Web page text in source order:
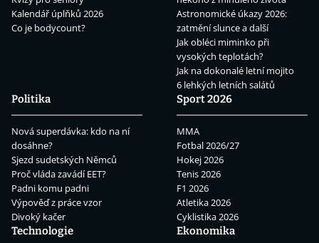
Kalendář úplňků 2026
Co je bodycount?
Astronomické úkazy 2026:
zatmění slunce a další
Jak obléci miminko při
vysokých teplotách?
Jak na dokonalé letní mojito
6 lehkých letních salátů
Politika
Nová superdávka: kdo na ní
dosáhne?
Sjezd sudetských Němců
Proč vláda zavádí EET?
Padni komu padni
Výpověď z práce vzor
Divoký kačer
Sport 2026
MMA
Fotbal 2026/27
Hokej 2026
Tenis 2026
F1 2026
Atletika 2026
Cyklistika 2026
Technologie
Ekonomika